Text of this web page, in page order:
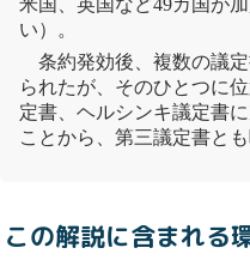
米国、英国など49カ国が
い）。
条約発効後、複数の議
られたが、そのひとつに
定書
ヘルシンキ議定書
ことから、 第三議定書と
この解説に含まれる